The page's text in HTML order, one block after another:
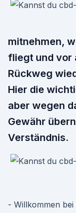
mitnehmen,
fliegt und vor
Rückweg
Hier die
aber wegen
Gewähr
Verständnis.
- Willkommen